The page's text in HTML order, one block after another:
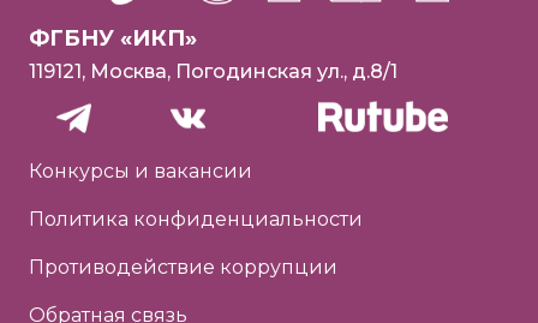
ФГБНУ «ИКП»
119121, Москва, Погодинская ул., д.8/1
Конкурсы и вакансии
Политика конфиденциальности
Противодействие коррупции
Обратная связь